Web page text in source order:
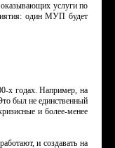
оказывающих услуги по
один МУП будет
х годах. Например, на
был не единственный
и более-менее
и создавать на